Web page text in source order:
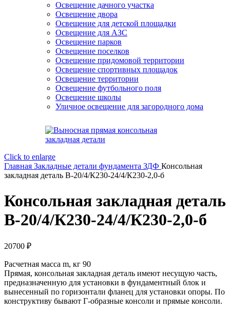
Освещение дачного участка
Освещение двора
Освещение для детской площадки
Освещение для АЗС
Освещение парков
Освещение поселков
Освещение придомовой территории
Освещение спортивных площадок
Освещение территории
Освещение футбольного поля
Освещение школы
Уличное освещение для загородного дома
Click to enlarge
Главная Закладные детали фундамента ЗДФ Консольная
закладная деталь В-20/4/К230-24/4/К230-2,0-б
Консольная закладная деталь
В-20/4/К230-24/4/К230-2,0-б
20700 ₽
Расчетная масса m, кг 90
Прямая, консольная закладная деталь имеют несущую часть,
предназначенную для установки в фундаментный блок и
вынесенный по горизонтали фланец для установки опоры. По
конструктиву бывают Г-образные консоли и прямые консоли.